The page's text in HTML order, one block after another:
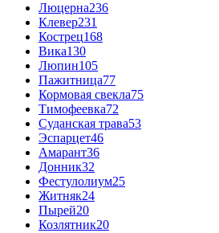
Люцерна236
Клевер231
Кострец168
Вика130
Люпин105
Пажитница77
Кормовая свекла75
Тимофеевка72
Суданская трава53
Эспарцет46
Амарант36
Донник32
Фестулолиум25
Житняк24
Пырей20
Козлятник20